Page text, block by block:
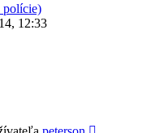
polície)
12:33